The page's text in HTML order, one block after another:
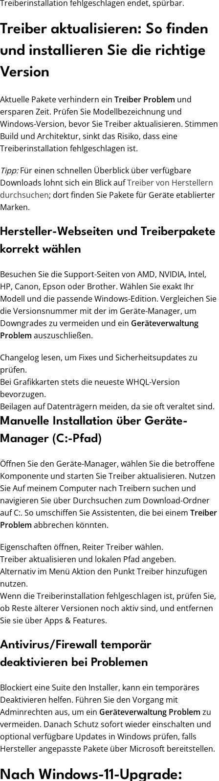
Treiberinstallation fehlgeschlagen endet, spürbar.
Treiber aktualisieren: So finden
und installieren Sie die richtige
Version
Aktuelle Pakete verhindern ein Treiber Problem und
ersparen Zeit. Prüfen Sie Modellbezeichnung und
Windows-Version, bevor Sie Treiber aktualisieren. Stimmen
Build und Architektur, sinkt das Risiko, dass eine
Treiberinstallation fehlgeschlagen ist.
Tipp:Für einen schnellen Überblick über verfügbare
Downloads lohnt sich ein Blick aufTreiber von Herstellern
durchsuchen; dort finden Sie Pakete für Geräte etablierter
Marken.
Hersteller-Webseiten und Treiberpakete
korrekt wählen
Besuchen Sie die Support-Seiten von AMD, NVIDIA, Intel,
HP, Canon, Epson oder Brother. Wählen Sie exakt Ihr
Modell und die passende Windows-Edition. Vergleichen Sie
die Versionsnummer mit der im Geräte-Manager, um
Downgrades zu vermeiden und ein Geräteverwaltung
Problem auszuschließen.
Changelog lesen, um Fixes und Sicherheitsupdates zu
prüfen.
Bei Grafikkarten stets die neueste WHQL-Version
bevorzugen.
Beilagen auf Datenträgern meiden, da sie oft veraltet sind.
Manuelle Installation über Geräte-
Manager (C:-Pfad)
Öffnen Sie den Geräte-Manager, wählen Sie die betroffene
Komponente und starten Sie Treiber aktualisieren. Nutzen
Sie Auf meinem Computer nach Treibern suchen und
navigieren Sie über Durchsuchen zum Download-Ordner
auf C:. So umschiffen Sie Assistenten, die bei einem Treiber
Problem abbrechen könnten.
Eigenschaften öffnen, Reiter Treiber wählen.
Treiber aktualisieren und lokalen Pfad angeben.
Alternativ im Menü Aktion den Punkt Treiber hinzufügen
nutzen.
Wenn die Treiberinstallation fehlgeschlagen ist, prüfen Sie,
ob Reste älterer Versionen noch aktiv sind, und entfernen
Sie sie über Apps & Features.
Antivirus/Firewall temporär
deaktivieren bei Problemen
Blockiert eine Suite den Installer, kann ein temporäres
Deaktivieren helfen. Führen Sie den Vorgang mit
Adminrechten aus, um ein Geräteverwaltung Problem zu
vermeiden. Danach Schutz sofort wieder einschalten und
optional verfügbare Updates in Windows prüfen, falls
Hersteller angepasste Pakete über Microsoft bereitstellen.
Nach Windows-11-Upgrade: